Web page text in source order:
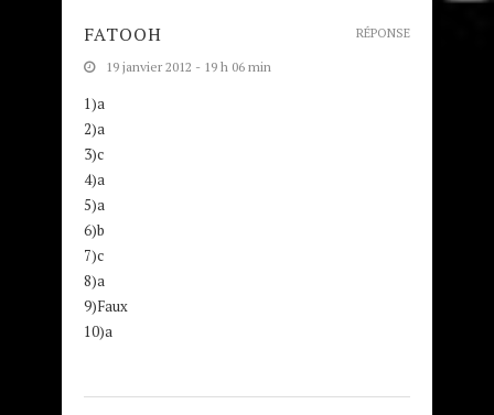
FATOOH
19 janvier 2012 - 19 h 06 min
1)a
2)a
3)c
4)a
5)a
6)b
7)c
8)a
9)Faux
10)a
RÉPONSE